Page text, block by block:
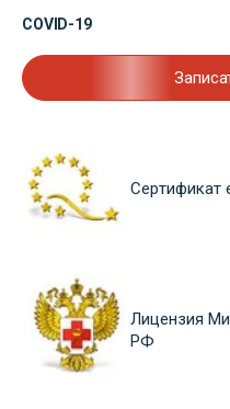
COVID-19
Сертификат
Лицензия
РФ